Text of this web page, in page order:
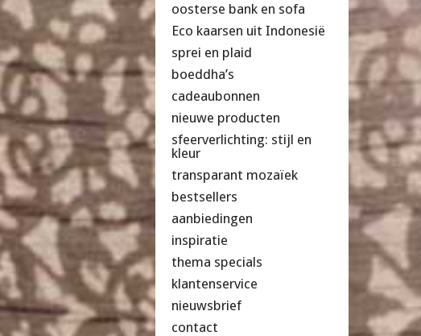
oosterse bank en sofa
Eco kaarsen uit Indonesië
sprei en plaid
boeddha’s
cadeaubonnen
nieuwe producten
sfeerverlichting: stijl en
kleur
transparant mozaïek
bestsellers
aanbiedingen
inspiratie
thema specials
klantenservice
nieuwsbrief
contact